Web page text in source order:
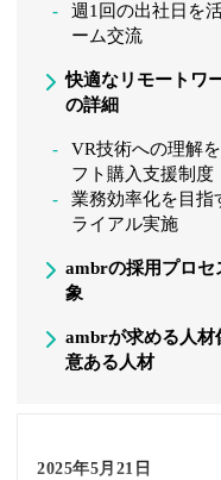
週1回の出社日を
ーム交流
快適なリモートワ
の詳細
VR技術への理解
フト購入支援制度
業務効率化を目指
ライアル実施
ambrの採用プロセ
象
ambrが求める人材
意ある人材
2025年5月21日